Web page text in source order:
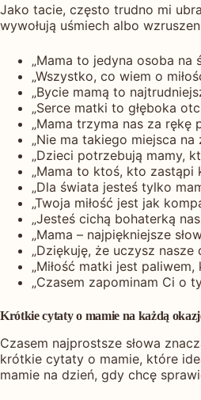
Jako tacie, często trudno mi
wywołują uśmiech albo
„Mama to jedyna osoba na
„Wszystko, co wiem o
„Bycie mamą to
„Serce matki to głęboka
„Mama trzyma nas za rękę
„Nie ma takiego miejsca
„Dzieci potrzebują mamy,
„Mama to ktoś, kto zastąpi
„Dla świata jesteś tylko
„Twoja miłość jest jak
„Jesteś cichą bohaterką
„Mama – najpiękniejsze
„Dziękuję, że uczysz
„Miłość matki jest
„Czasem zapominam Ci o
Krótkie cytaty o mamie na każdą
Czasem najprostsze słowa
krótkie cytaty o mamie, które
mamie na dzień, gdy chcę